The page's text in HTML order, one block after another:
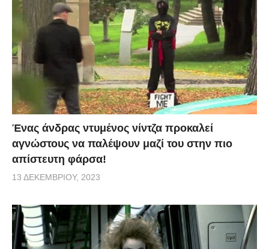
Ένας άνδρας ντυμένος νίντζα προκαλεί
αγνώστους να παλέψουν μαζί του στην πιο
απίστευτη φάρσα!
13 ΔΕΚΕΜΒΡΊΟΥ, 2023